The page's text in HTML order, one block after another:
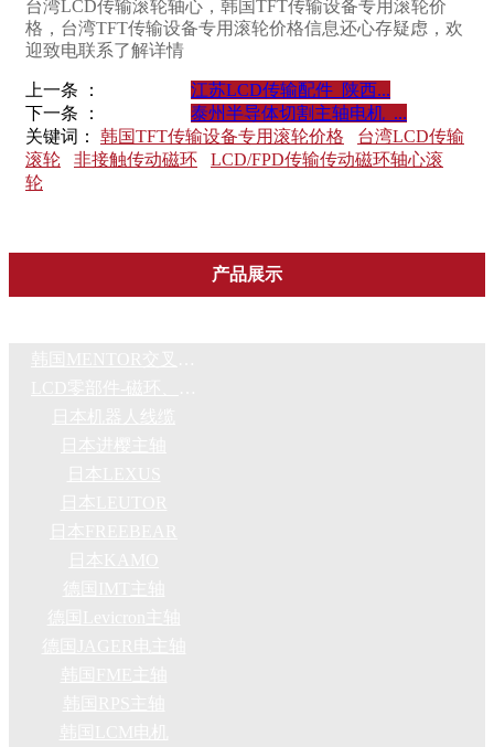
台湾LCD传输滚轮轴心，韩国TFT传输设备专用滚轮价
格，台湾TFT传输设备专用滚轮价格信息还心存疑虑，欢
迎致电联系了解详情
上一条 ：
江苏LCD传输配件_陕西...
下一条 ：
泰州半导体切割主轴电机_...
关键词： 韩国TFT传输设备专用滚轮价格
台湾LCD传输
滚轮
非接触传动磁环
LCD/FPD传输传动磁环轴心滚
轮
产品展示